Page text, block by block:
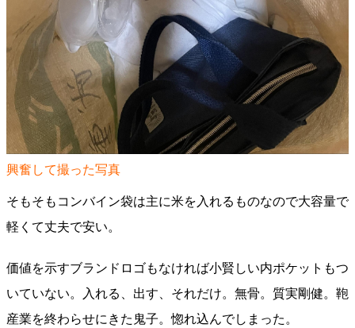
興奮して撮った写真
そもそもコンバイン袋は主に米を入れるものなので大容量で
軽くて丈夫で安い。
価値を示すブランドロゴもなければ小賢しい内ポケットもつ
いていない。入れる、出す、それだけ。無骨。質実剛健。鞄
産業を終わらせにきた鬼子。惚れ込んでしまった。